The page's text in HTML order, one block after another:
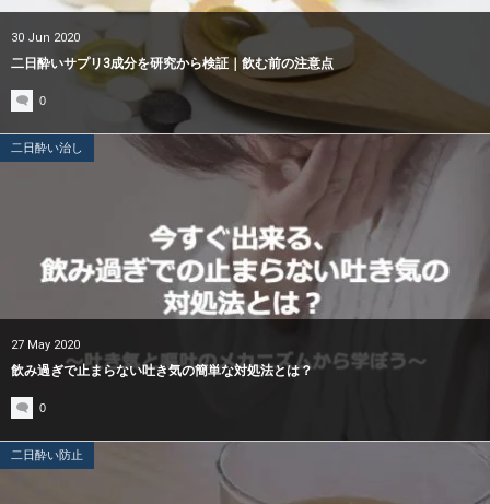
30 Jun 2020
二日酔いサプリ3成分を研究から検証｜飲む前の注意点
0
二日酔い治し
27 May 2020
飲み過ぎで止まらない吐き気の簡単な対処法とは？
0
二日酔い防止